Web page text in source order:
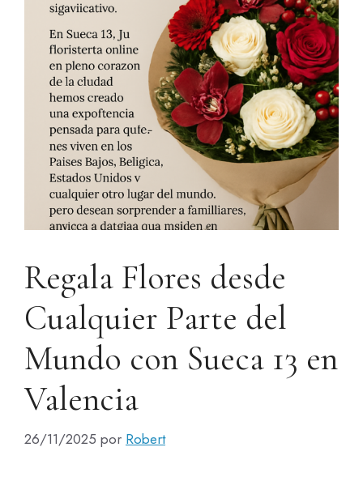
Regala Flores desde
Cualquier Parte del
Mundo con Sueca 13 en
Valencia
26/11/2025 por Robert